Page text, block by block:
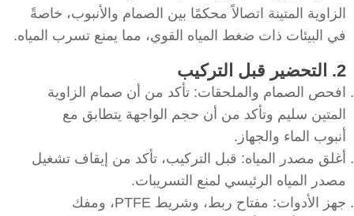
الزاوية المتينة اتصالاً محكمًا بين الصمام والأنبوب، خاصةً
في البيئات ذات ضغط المياه القوي، مما يمنع تسرب المياه.
2. التحضير قبل التركيب
افحص الصمام والملحقات: تأكد من أن صمام الزاوية
المتين سليم وتأكد من أن حجم الواجهة يتطابق مع
أنبوب الماء والجهاز.
أغلق مصدر المياه: قبل التركيب، تأكد من إيقاف تشغيل
مصدر المياه الرئيسي لمنع التسريبات.
جهز الأدوات: مفتاح ربط، وشريط PTFE، ومفك